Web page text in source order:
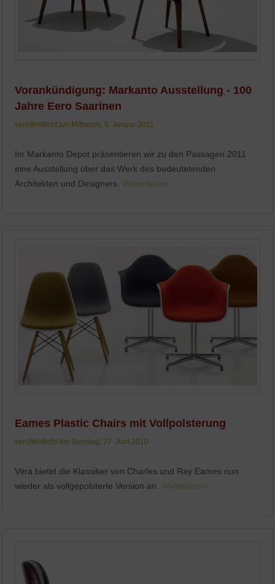
Vorankündigung: Markanto Ausstellung - 100
Jahre Eero Saarinen
veröffentlicht am Mittwoch, 5. Januar 2011
Im Markanto Depot präsentieren wir zu den Passagen 2011
eine Ausstellung über das Werk des bedeutetenden
Architekten und Designers.Weiterlesen
Eames Plastic Chairs mit Vollpolsterung
veröffentlicht am Sonntag, 27. Juni 2010
Vitra bietet die Klassiker von Charles und Ray Eames nun
wieder als vollgepolsterte Version an.Weiterlesen